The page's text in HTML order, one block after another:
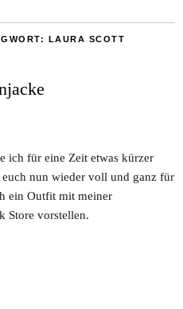
LAURA SCOTT
ich für eine Zeit etwas kürzer
nun wieder voll und ganz für
ein Outfit mit meiner
Store vorstellen.